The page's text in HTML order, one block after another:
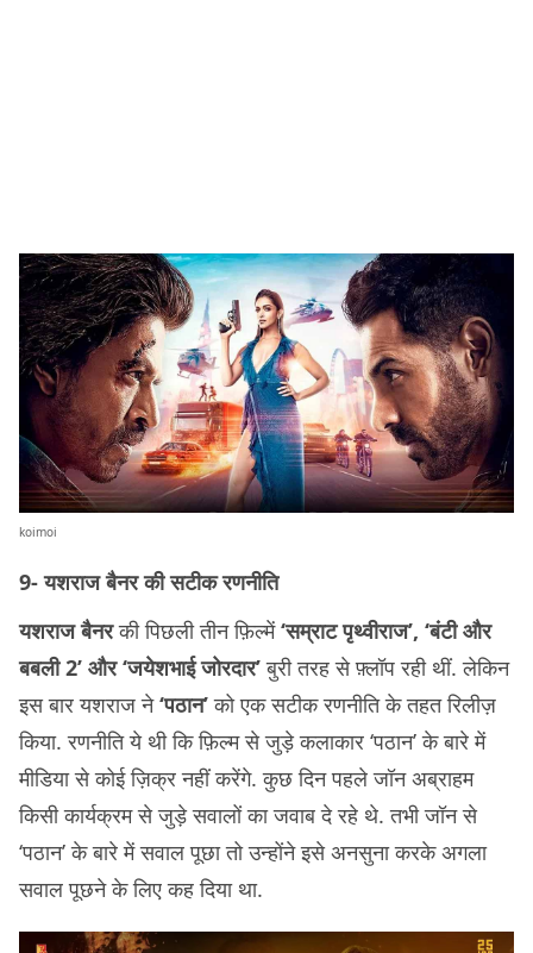
koimoi
9- यशराज बैनर की सटीक रणनीति
यशराज बैनरकी पिछली तीन फ़िल्में‘सम्राट पृथ्वीराज’, ‘बंटी और
बबली 2’ और ‘जयेशभाई जोरदार’बुरी तरह से फ़्लॉप रही थीं. लेकिन
इस बार यशराज ने‘पठान’को एक सटीक रणनीति के तहत रिलीज़
किया. रणनीति ये थी कि फ़िल्म से जुड़े कलाकार ‘पठान’ के बारे में
मीडिया से कोई ज़िक्र नहीं करेंगे. कुछ दिन पहले जॉन अब्राहम
किसी कार्यक्रम से जुड़े सवालों का जवाब दे रहे थे. तभी जॉन से
‘पठान’ के बारे में सवाल पूछा तो उन्होंने इसे अनसुना करके अगला
सवाल पूछने के लिए कह दिया था.